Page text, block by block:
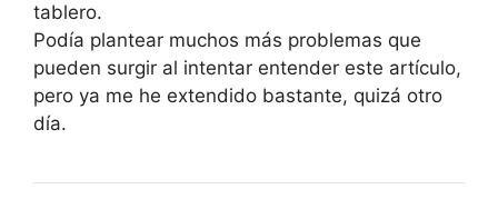
tablero.
Podía plantear muchos más problemas que
pueden surgir al intentar entender este artículo,
pero ya me he extendido bastante, quizá otro
día.